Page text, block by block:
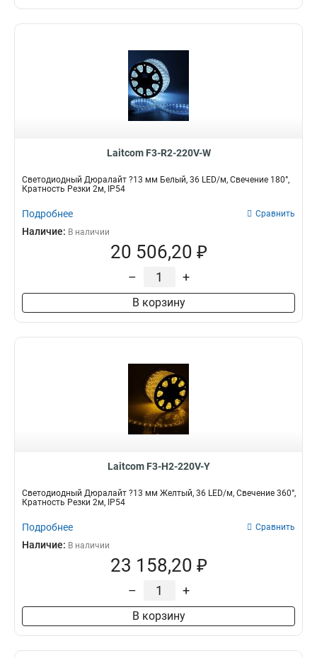
Laitcom F3-R2-220V-W
Светодиодный Дюралайт ?13 мм Белый, 36 LED/м, Свечение 180°,
Кратность Резки 2м, IP54
Подробнее Сравнить
Наличие: В наличии
20 506,20 ₽
– +
В корзину
Laitcom F3-H2-220V-Y
Светодиодный Дюралайт ?13 мм Желтый, 36 LED/м, Свечение 360°,
Кратность Резки 2м, IP54
Подробнее Сравнить
Наличие: В наличии
23 158,20 ₽
– +
В корзину